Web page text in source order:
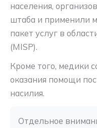
населения,
штаба и применили
пакет услуг в
(MISP).
Кроме того, медики
оказания помощи
насилия.
Отдельное